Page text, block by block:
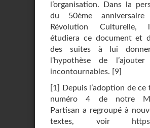
l’organisation. Dans la
du 50ème
Révolution
étudiera ce document et
des suites à lui
l’hypothèse de
incontournables. [9]
[1 ]
Depuis l’adoption de ce
numéro 4 de notre
Partisan a regroupé à
textes, voir